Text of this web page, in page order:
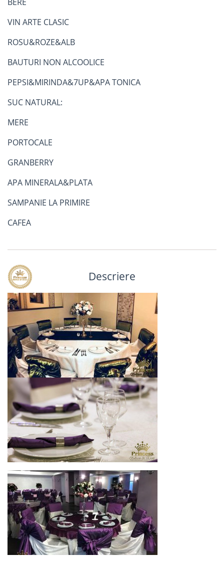
VIN ARTE CLASIC
ROSU&ROZE&ALB
BAUTURI NON ALCOOLICE
PEPSI&MIRINDA&7UP&APA TONICA
SUC NATURAL:
MERE
PORTOCALE
GRANBERRY
APA MINERALA&PLATA
SAMPANIE LA PRIMIRE
CAFEA
Descriere